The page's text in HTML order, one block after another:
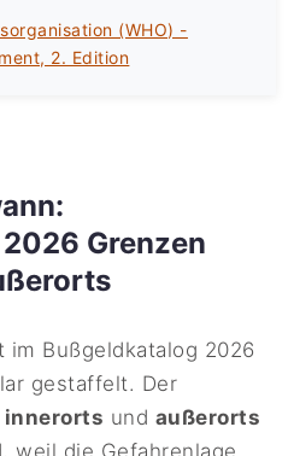
(WHO) -
2. Edition
Grenzen
im Bußgeldkatalog 2026
gestaffelt. Der
innerorts und außerorts